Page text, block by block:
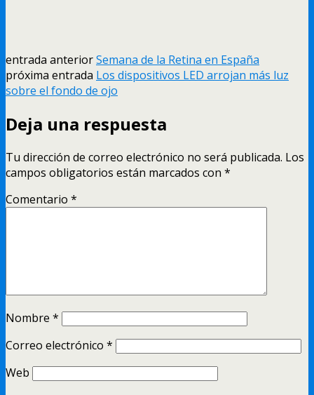
entrada anteriorSemana de la Retina en España
próxima entrada Los dispositivos LED arrojan más luz
sobre el fondo de ojo
Deja una respuesta
Tu dirección de correo electrónico no será publicada. Los
campos obligatorios están marcados con *
Comentario *
Nombre *
Correo electrónico *
Web